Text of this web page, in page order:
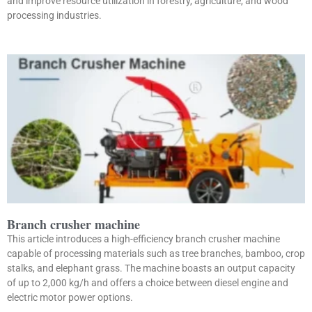
processing industries.
Branch crusher machine
This article introduces a high-efficiency branch crusher machine
capable of processing materials such as tree branches, bamboo, crop
stalks, and elephant grass. The machine boasts an output capacity
of up to 2,000 kg/h and offers a choice between diesel engine and
electric motor power options.